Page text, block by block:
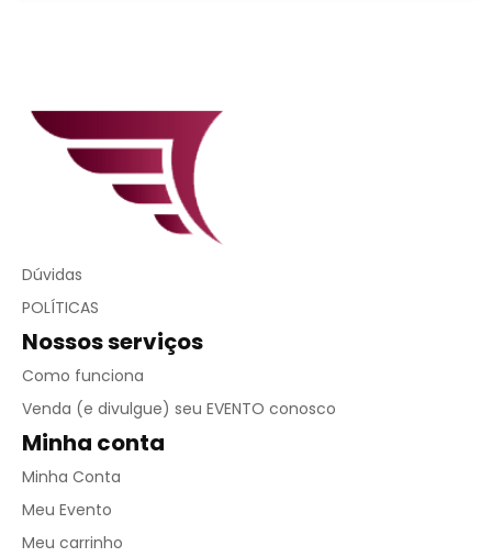
Dúvidas
POLÍTICAS
Nossos serviços
Como funciona
Venda (e divulgue) seu EVENTO conosco
Minha conta
Minha Conta
Meu Evento
Meu carrinho